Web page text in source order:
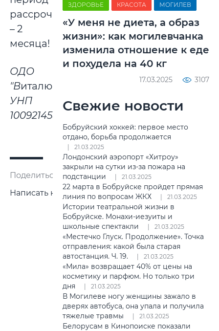
рассрочки
– 2
месяца!
ОДО
"Виталюр
УНП
100921458
Поделиться:
Написать нам
ЗДОРОВЬЕ КРАСОТА МОГИЛЕВ
«У меня не диета, а образ
жизни»: как могилевчанка
изменила отношение к еде
и похудела на 40 кг
17.03.2025 3107
Свежие новости
Бобруйский хоккей: первое место
отдано, борьба продолжается
21.03.2025
Лондонский аэропорт «Хитроу»
закрыли на сутки из-за пожара на
подстанции
21.03.2025
22 марта в Бобруйске пройдет прямая
линия по вопросам ЖКХ
21.03.2025
Истории театральной жизни в
Бобруйске. Монахи-иезуиты и
школьные спектакли
21.03.2025
«Местечко Глуск. Продолжение». Точка
отправления: какой была старая
автостанция. Ч. 19.
21.03.2025
«Мила» возвращает 40% от цены на
косметику и парфюм. Но только три
дня
21.03.2025
В Могилеве ногу женщины зажало в
дверях автобуса, она упала и получила
тяжелые травмы
21.03.2025
Белорусам в Кинопоиске показали